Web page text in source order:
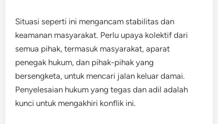
Situasi seperti ini mengancam stabilitas dan
keamanan masyarakat. Perlu upaya kolektif dari
semua pihak, termasuk masyarakat, aparat
penegak hukum, dan pihak-pihak yang
bersengketa, untuk mencari jalan keluar damai.
Penyelesaian hukum yang tegas dan adil adalah
kunci untuk mengakhiri konflik ini.